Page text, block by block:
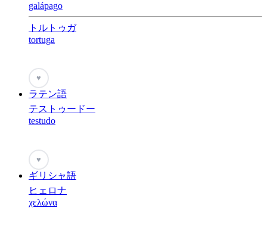
galápago
トルトゥガ
tortuga
♥
ラテン語
テストゥードー
testudo
♥
ギリシャ語
ヒェロナ
χελώνα